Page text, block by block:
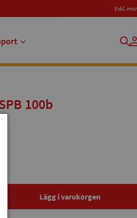
Exkl.
100b
Lägg i varukorgen